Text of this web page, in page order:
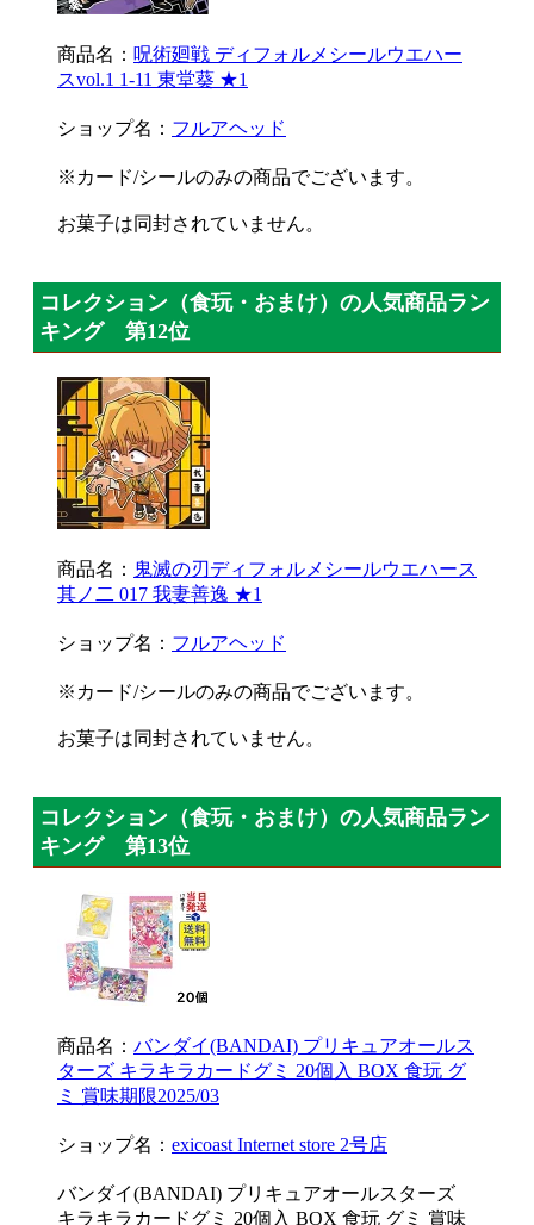
商品名： 呪術廻戦 ディフォルメシールウエハー
スvol.1 1-11 東堂葵 ★1
ショップ名： フルアヘッド
※カード/シールのみの商品でございます。
お菓子は同封されていません。
コレクション（食玩・おまけ）の人気商品ラン
キング 第12位
商品名： 鬼滅の刃ディフォルメシールウエハース
其ノ二 017 我妻善逸 ★1
ショップ名： フルアヘッド
※カード/シールのみの商品でございます。
お菓子は同封されていません。
コレクション（食玩・おまけ）の人気商品ラン
キング 第13位
商品名： バンダイ(BANDAI) プリキュアオールス
ターズ キラキラカードグミ 20個入 BOX 食玩 グ
ミ 賞味期限2025/03
ショップ名： exicoast Internet store 2号店
バンダイ(BANDAI) プリキュアオールスターズ
キラキラカードグミ 20個入 BOX 食玩 グミ 賞味